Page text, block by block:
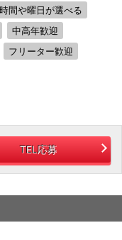
時間や曜日が選べる
中高年歓迎
フリーター歓迎
TEL応募